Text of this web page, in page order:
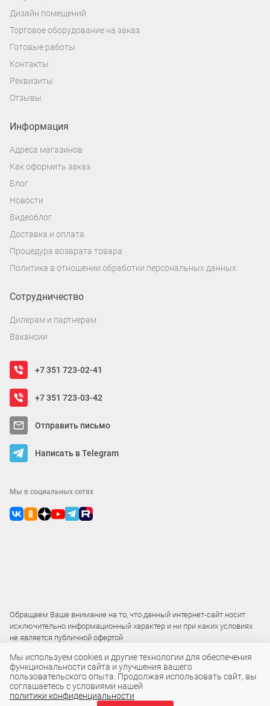
Дизайн помещений
Торговое оборудование на заказ
Готовые работы
Контакты
Реквизиты
Отзывы
Информация
Адреса магазинов
Как оформить заказ
Блог
Новости
Видеоблог
Доставка и оплата
Процедура возврата товара
Политика в отношении обработки персональных данных
Сотрудничество
Дилерам и партнерам
Вакансии
+7 351 723-02-41
+7 351 723-03-42
Отправить письмо
Написать в Telegram
Мы в социальных сетях
Обращаем Ваше внимание на то, что данный интернет-сайт носит
исключительно информационный характер и ни при каких условиях
не является публичной офертой
2015 – 2026 © ООО «Локос»
Мы используем cookies и другие технологии для обеспечения
функциональности сайта и улучшения вашего
пользовательского опыта. Продолжая использовать сайт, вы
соглашаетесь с условиями нашей
политики конфиденциальности